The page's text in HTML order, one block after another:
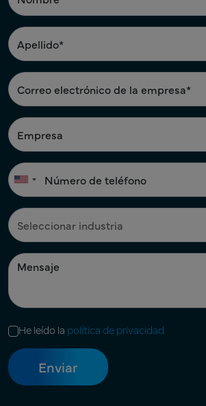
He leído la política de privacidad